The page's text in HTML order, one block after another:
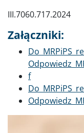
III.7060.717.2024
Załączniki:
Dokument
Dokument
f
Dokument
Dokument